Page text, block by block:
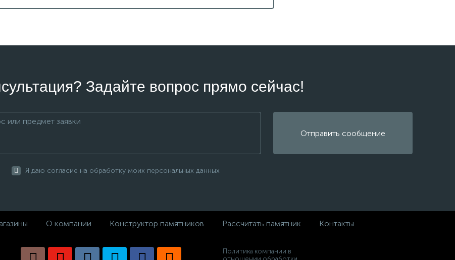
Задайте вопрос прямо сейчас!
Отправить сообщение
Я даю согласие на обработку моих персональных данных
О компании Конструктор памятников Рассчитать памятник Контакты
Политика компании в